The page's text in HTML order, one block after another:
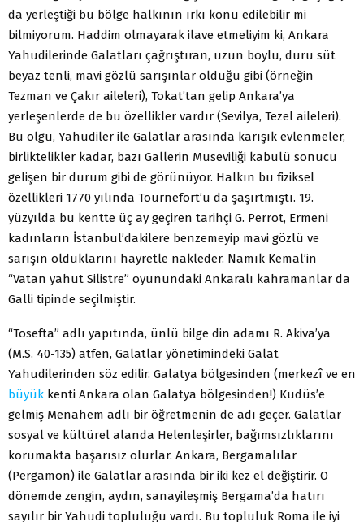
da yerleştiği bu bölge halkının ırkı konu edilebilir mi
bilmiyorum. Haddim olmayarak ilave etmeliyim ki, Ankara
Yahudilerinde Galatları çağrıştıran, uzun boylu, duru süt
beyaz tenli, mavi gözlü sarışınlar olduğu gibi (örneğin
Tezman ve Çakır aileleri), Tokat’tan gelip Ankara’ya
yerleşenlerde de bu özellikler vardır (Sevilya, Tezel aileleri).
Bu olgu, Yahudiler ile Galatlar arasında karışık evlenmeler,
birliktelikler kadar, bazı Gallerin Museviliği kabulü sonucu
gelişen bir durum gibi de görünüyor. Halkın bu fiziksel
özellikleri 1770 yılında Tournefort’u da şaşırtmıştı. 19.
yüzyılda bu kentte üç ay geçiren tarihçi G. Perrot, Ermeni
kadınların İstanbul’dakilere benzemeyip mavi gözlü ve
sarışın olduklarını hayretle nakleder. Namık Kemal’in
“Vatan yahut Silistre” oyunundaki Ankaralı kahramanlar da
Galli tipinde seçilmiştir.
“Tosefta” adlı yapıtında, ünlü bilge din adamı R. Akiva’ya
(M.S. 40-135) atfen, Galatlar yönetimindeki Galat
Yahudilerinden söz edilir. Galatya bölgesinden (merkezî ve en
büyük kenti Ankara olan Galatya bölgesinden!) Kudüs’e
gelmiş Menahem adlı bir öğretmenin de adı geçer. Galatlar
sosyal ve kültürel alanda Helenleşirler, bağımsızlıklarını
korumakta başarısız olurlar. Ankara, Bergamalılar
(Pergamon) ile Galatlar arasında bir iki kez el değiştirir. O
dönemde zengin, aydın, sanayileşmiş Bergama’da hatırı
sayılır bir Yahudi topluluğu vardı. Bu topluluk Roma ile iyi